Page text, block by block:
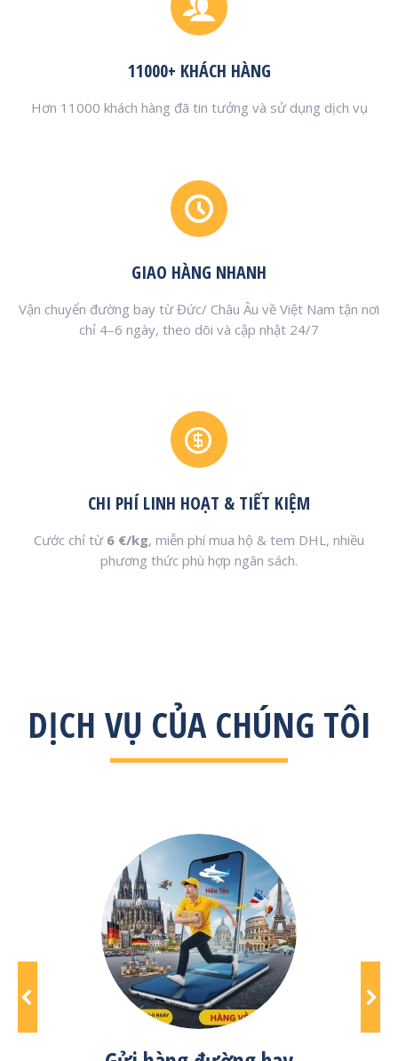
11000+ KHÁCH HÀNG
Hơn 11000 khách hàng đã tin tưởng và sử dụng dịch vụ
GIAO HÀNG NHANH
Vận chuyển đường bay từ Đức/ Châu Âu về Việt Nam tận nơi
chỉ 4–6 ngày, theo dõi và cập nhật 24/7
CHI PHÍ LINH HOẠT & TIẾT KIỆM
Cước chỉ từ 6 €/kg, miễn phí mua hộ & tem DHL, nhiều
phương thức phù hợp ngân sách.
DỊCH VỤ CỦA CHÚNG TÔI